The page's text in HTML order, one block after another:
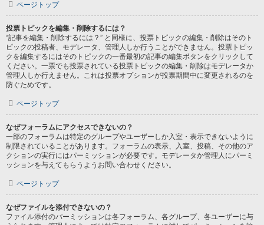
ページトップ
投票トピックを編集・削除するには？
“記事を編集・削除するには？” と同様に、投票トピックの編集・削除はそのト
ピックの投稿者、モデレータ、管理人しか行うことができません。投票トピッ
クを編集するにはそのトピックの一番最初の記事の編集ボタンをクリックして
ください。一票でも投票されている投票トピックの編集・削除はモデレータか
管理人しか行えません。これは投票オプションが投票期間中に変更されるのを
防ぐためです。
ページトップ
なぜフォーラムにアクセスできないの？
一部のフォーラムは特定のグループやユーザーしか入室・表示できないように
制限されていることがあります。フォーラムの表示、入室、投稿、その他のア
クションの実行にはパーミッションが必要です。モデレータか管理人にパーミ
ッションを与えてもらうようお問い合わせください。
ページトップ
なぜファイルを添付できないの？
ファイル添付のパーミッションは各フォーラム、各グループ、各ユーザーに与